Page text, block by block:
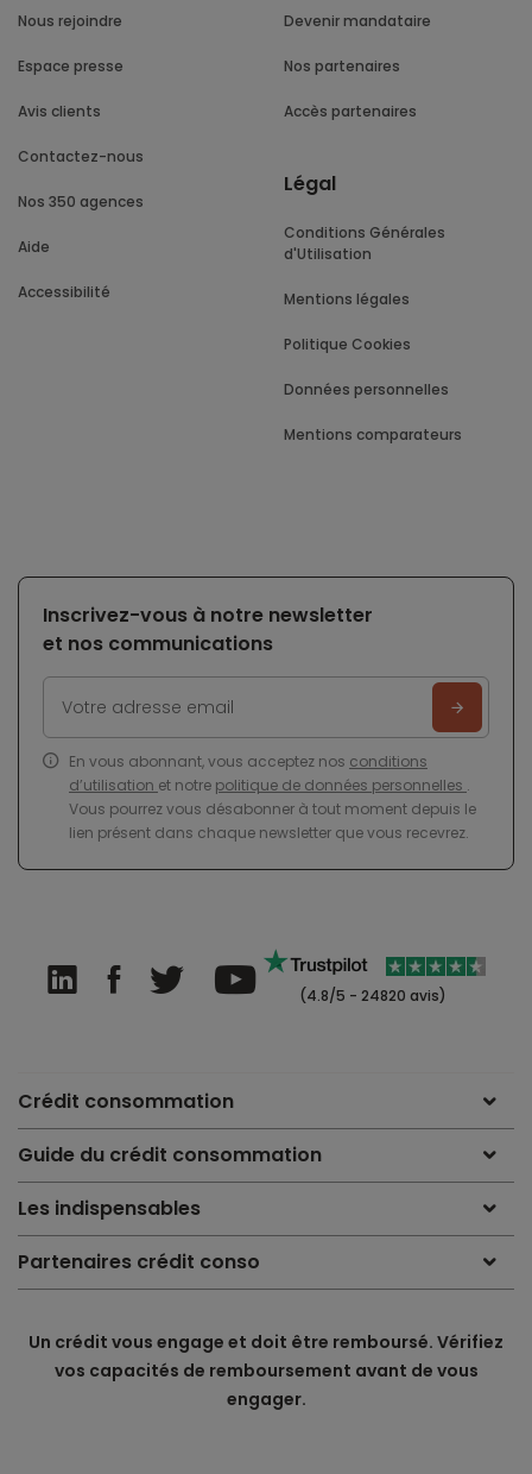
Nous rejoindre
Espace presse
Avis clients
Contactez-nous
Nos 350 agences
Aide
Accessibilité
Devenir mandataire
Nos partenaires
Accès partenaires
Légal
Conditions Générales
d'Utilisation
Mentions légales
Politique Cookies
Données personnelles
Mentions comparateurs
Inscrivez-vous à notre newsletter
et nos communications
En vous abonnant, vous acceptez nos conditions
d’utilisation et notre politique de données personnelles .
Vous pourrez vous désabonner à tout moment depuis le
lien présent dans chaque newsletter que vous recevrez.
(4.8/5 - 24820 avis)
Crédit consommation
Guide du crédit consommation
Les indispensables
Partenaires crédit conso
Un crédit vous engage et doit être remboursé. Vérifiez
vos capacités de remboursement avant de vous
engager.